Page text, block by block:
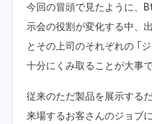
今回の冒頭で見たように、
示会の役割が変化する中、
とその上司のそれぞれの ｢
十分にくみ取ることが大事で
従来のただ製品を展示する
来場するお客さんのジョブ